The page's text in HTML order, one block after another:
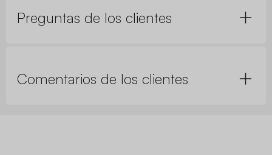
Preguntas de los clientes
Comentarios de los clientes